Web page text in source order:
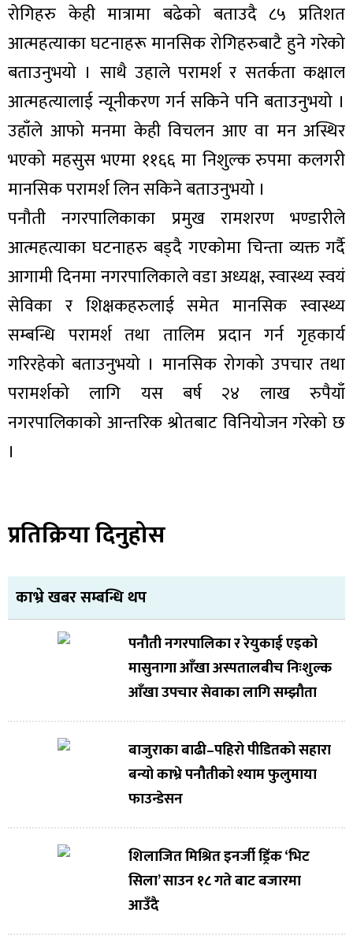
रोगिहरु केही मात्रामा बढेको बताउदै ८५ प्रतिशत
आत्महत्याका घटनाहरू मानसिक रोगिहरुबाटै हुने गरेको
बताउनुभयो । साथै उहाले परामर्श र सतर्कता कक्षाल
आत्महत्यालाई न्यूनीकरण गर्न सकिने पनि बताउनुभयो ।
उहाँले आफो मनमा केही विचलन आए वा मन अस्थिर
भएको महसुस भएमा ११६६ मा निशुल्क रुपमा कलगरी
मानसिक परामर्श लिन सकिने बताउनुभयो ।
पनौती नगरपालिकाका प्रमुख रामशरण भण्डारीले
आत्महत्याका घटनाहरु बड्दै गएकोमा चिन्ता व्यक्त गर्दै
आगामी दिनमा नगरपालिकाले वडा अध्यक्ष, स्वास्थ्य स्वयं
सेविका र शिक्षकहरुलाई समेत मानसिक स्वास्थ्य
सम्बन्धि परामर्श तथा तालिम प्रदान गर्न गृहकार्य
गरिरहेको बताउनुभयो । मानसिक रोगको उपचार तथा
परामर्शको लागि यस बर्ष २४ लाख रुपैयाँ
नगरपालिकाको आन्तरिक श्रोतबाट विनियोजन गरेको छ
।
प्रतिक्रिया दिनुहोस
काभ्रे खबर सम्बन्धि थप
पनौती नगरपालिका र रेयुकाई एइको
मासुनागा आँखा अस्पतालबीच निःशुल्क
आँखा उपचार सेवाका लागि सम्झौता
बाजुराका बाढी–पहिरो पीडितको सहारा
बन्यो काभ्रे पनौतीको श्याम फुलुमाया
फाउन्डेसन
शिलाजित मिश्रित इनर्जी ड्रिंक ‘भिट
सिला’ साउन १८ गते बाट बजारमा
आउँदै